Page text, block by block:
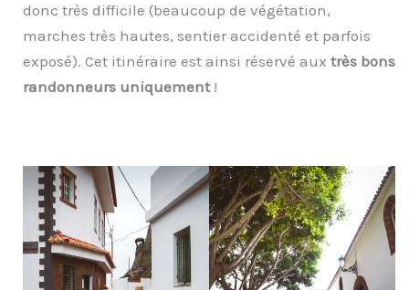
donc très difficile (beaucoup de végétation,
marches très hautes, sentier accidenté et parfois
exposé). Cet itinéraire est ainsi réservé aux très bons
randonneurs uniquement!